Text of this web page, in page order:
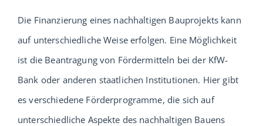
Zubehör
Service
Verband
Die Finanzierung eines nachhaltigen Bauprojekts kann
auf unterschiedliche Weise erfolgen. Eine Möglichkeit
ist die Beantragung von Fördermitteln bei der KfW-
Bank oder anderen staatlichen Institutionen. Hier gibt
es verschiedene Förderprogramme, die sich auf
unterschiedliche Aspekte des nachhaltigen Bauens